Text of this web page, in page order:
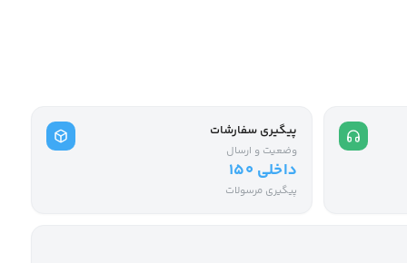
پیگیری سفارشات
وضعیت و ارسال
داخلی ۱۵۰
پیگیری مرسولات